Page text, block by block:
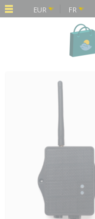
EUR FR
Panneau de gestion des